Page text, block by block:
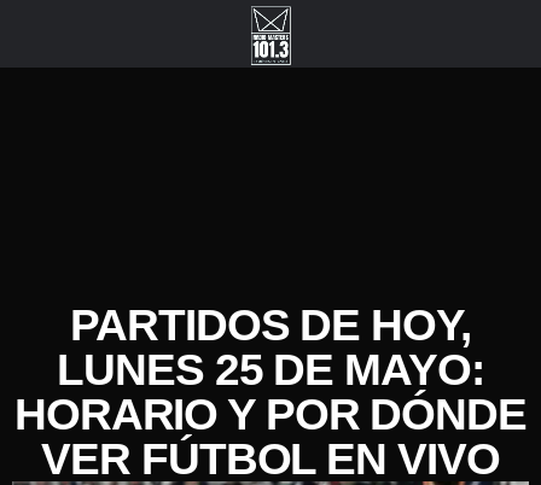
PARTIDOS DE HOY,
LUNES 25 DE MAYO:
HORARIO Y POR DÓNDE
VER FÚTBOL EN VIVO